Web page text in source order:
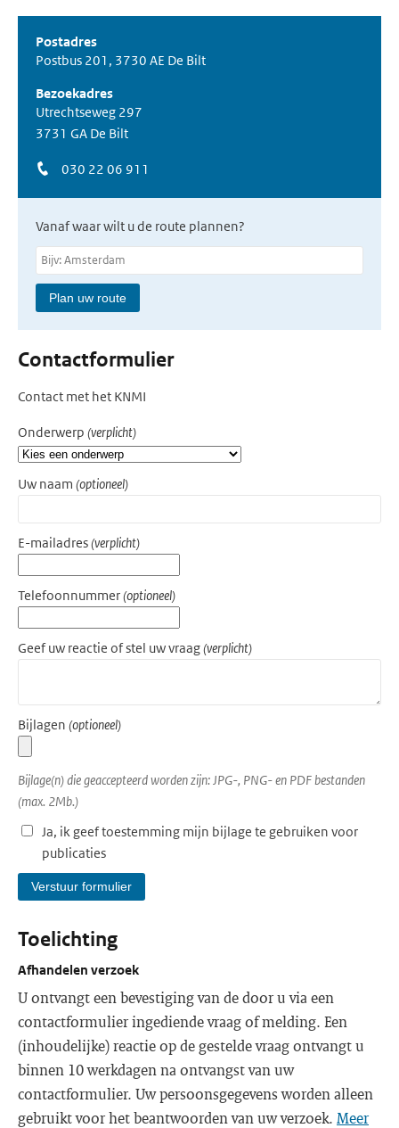
Postadres
Postbus 201, 3730 AE De Bilt
Bezoekadres
Utrechtseweg 297
3731 GA De Bilt
030 22 06 911
Vanaf waar wilt u de route plannen?
Plan uw route
Contactformulier
Contact met het KNMI
Onderwerp (verplicht)
Uw naam (optioneel)
E-mailadres(verplicht)
Telefoonnummer(optioneel)
Geef uw reactie of stel uw vraag(verplicht)
Bijlagen (optioneel)
Bijlage(n) die geaccepteerd worden zijn: JPG-, PNG- en PDF bestanden
(max. 2Mb.)
Ja, ik geef toestemming mijn bijlage te gebruiken voor
publicaties
Verstuur formulier
Toelichting
Afhandelen verzoek
U ontvangt een bevestiging van de door u via een
contactformulier ingediende vraag of melding. Een
(inhoudelijke) reactie op de gestelde vraag ontvangt u
binnen 10 werkdagen na ontvangst van uw
contactformulier. Uw persoonsgegevens worden alleen
gebruikt voor het beantwoorden van uw verzoek. Meer